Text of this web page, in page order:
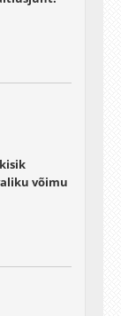
võimu